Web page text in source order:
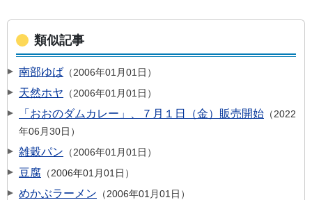
類似記事
南部ゆば 2006年01月01日
天然ホヤ 2006年01月01日
「おおのダムカレー」、７月１日（金）販売開始
2022
年06月30日
雑穀パン 2006年01月01日
豆腐 2006年01月01日
めかぶラーメン 2006年01月01日